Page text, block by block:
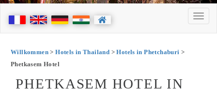
Willkommen>Hotels in Thailand >Hotels in Phetchaburi >
Phetkasem Hotel
PHETKASEM HOTEL IN